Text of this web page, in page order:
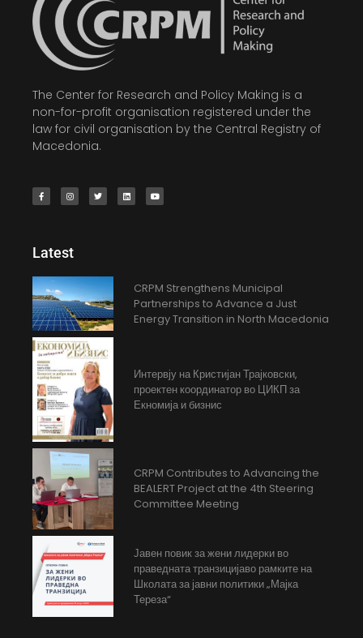
The Center for Research and Policy Making is a
non-for-profit organisation registered under the
law for civil organisation by the Central Registry of
Macedonia.
Latest
CRPM Strengthens Municipal
Partnerships to Advance a Just
Energy Transition in North Macedonia
Интервју на Кристијан Трајковски,
проектен координатор во ЦИКП за
Екномија и бизнис
CRPM Contributes to Advancing the
BEALERT Project at the 4th Steering
Committee Meeting
Јавен повик за жени лидерки во
праведната транзицијаво рамките на
Школата за јавни политики „Мајка
Тереза“